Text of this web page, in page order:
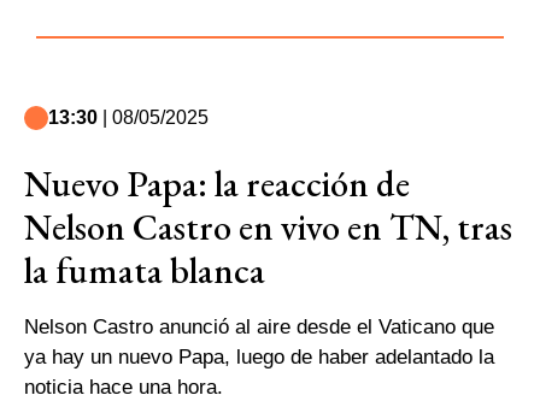
13:30 | 08/05/2025
Nuevo Papa: la reacción de
Nelson Castro en vivo en TN, tras
la fumata blanca
Nelson Castro anunció al aire desde el Vaticano que
ya hay un nuevo Papa, luego de haber adelantado la
noticia hace una hora.